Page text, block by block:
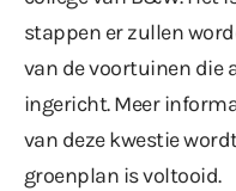
stappen er zullen
van de voortuinen die
ingericht. Meer
van deze kwestie
groenplan is voltooid.